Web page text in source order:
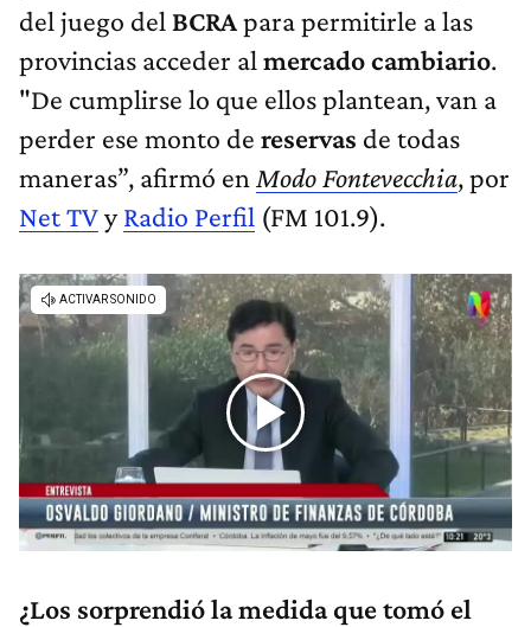
del juego del BCRApara permitirle a las
provincias acceder al mercado cambiario.
"De cumplirse lo que ellos plantean, van a
perder ese monto de reservas de todas
maneras”, afirmó en Modo Fontevecchia, por
Net TVyRadio Perfil (FM 101.9).
¿Los sorprendió la medida que tomó el